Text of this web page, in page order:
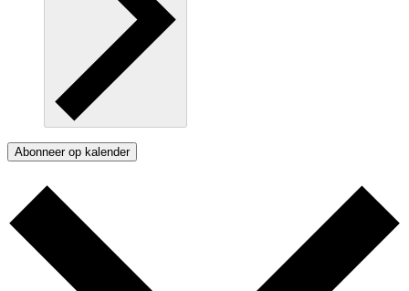
Abonneer op kalender